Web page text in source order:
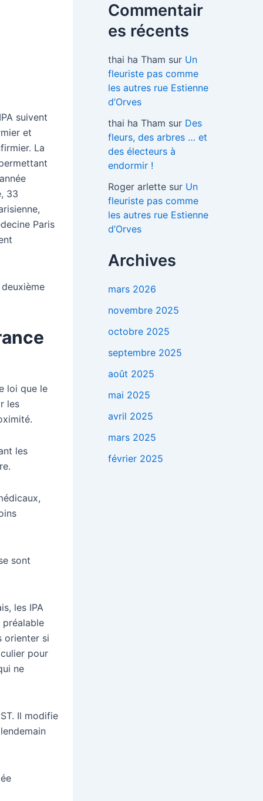
suivent
et
La
33
Paris
loi que le
les
les
sont
les IPA
orienter si
pour
ne
Il modifie
Commentair
es récents
thai ha Tham sur Un
fleuriste pas comme
les autres rue Estienne
d’Orves
thai ha Tham sur Des
fleurs, des arbres … et
des électeurs à
endormir !
Roger arlette sur Un
fleuriste pas comme
les autres rue Estienne
d’Orves
Archives
mars 2026
novembre 2025
octobre 2025
septembre 2025
août 2025
mai 2025
avril 2025
mars 2025
février 2025